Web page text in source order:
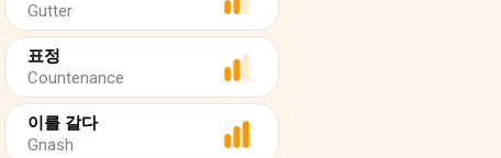
Gutter
표정
Countenance
이를 갈다
Gnash